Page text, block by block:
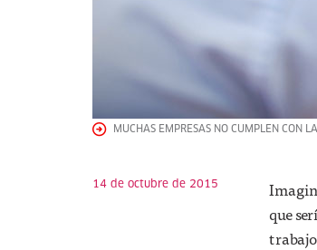
MUCHAS EMPRESAS NO CUMPLEN CON
14 de octubre de 2015
que
trabajo